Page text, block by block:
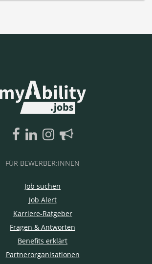
FÜR BEWERBER:INNEN
Job suchen
Job Alert
Karriere-Ratgeber
Fragen & Antworten
Benefits erklärt
Partnerorganisationen